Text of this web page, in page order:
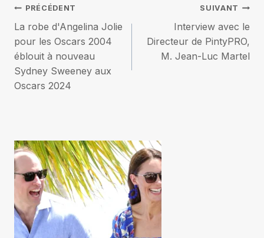
Navigation
de
l’article
PRÉCÉDENT
La robe d'Angelina Jolie
pour les Oscars 2004
éblouit à nouveau
Sydney Sweeney aux
Oscars 2024
SUIVANT
Interview avec le
Directeur de PintyPRO,
M. Jean-Luc Martel